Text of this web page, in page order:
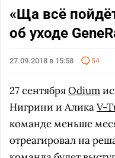
«Ща всё
об уходе
27.09.2018 в 15:58 54
27 сентябряOdium
Нигрини и АликаV-
команде меньше
отреагировал на